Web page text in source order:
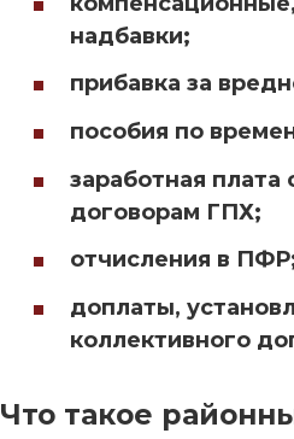
надбавки;
прибавка за
пособия по
заработная
договорам ГПХ;
отчисления в
доплаты,
коллективного
Что такое